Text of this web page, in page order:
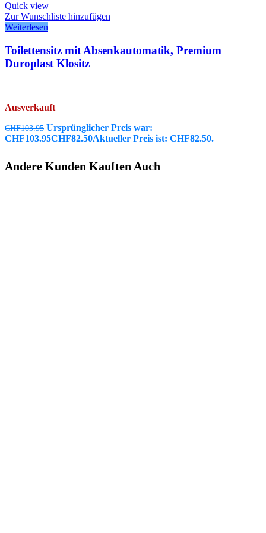
Quick view
Zur Wunschliste hinzufügen
Weiterlesen
Toilettensitz mit Absenkautomatik, Premium
Duroplast Klositz
Ausverkauft
CHF103.95 Ursprünglicher Preis war:
CHF103.95CHF82.50Aktueller Preis ist: CHF82.50.
Andere Kunden Kauften Auch